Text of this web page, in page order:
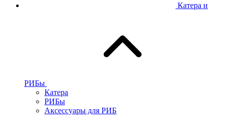
Катера и
РИБы
Катера
РИБы
Аксессуары для РИБ